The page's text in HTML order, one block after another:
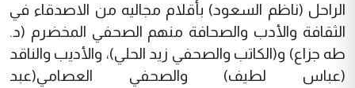
الراحل (ناظم السعود) بأقلام مجاليه من الاصدقاء في
الثقافة والأدب والصحافة منهم الصحفي المخضرم (د.
طه جزاع) و(الكاتب والصحفي زيد الحلي)، والأديب والناقد
(عباس لطيف) والصحفي العصامي(عبد